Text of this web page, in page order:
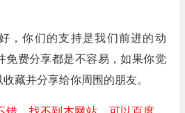
，你们的支持是我们前进的动
免费分享都是不容易，如果你觉
藏并分享给你周围的朋友。